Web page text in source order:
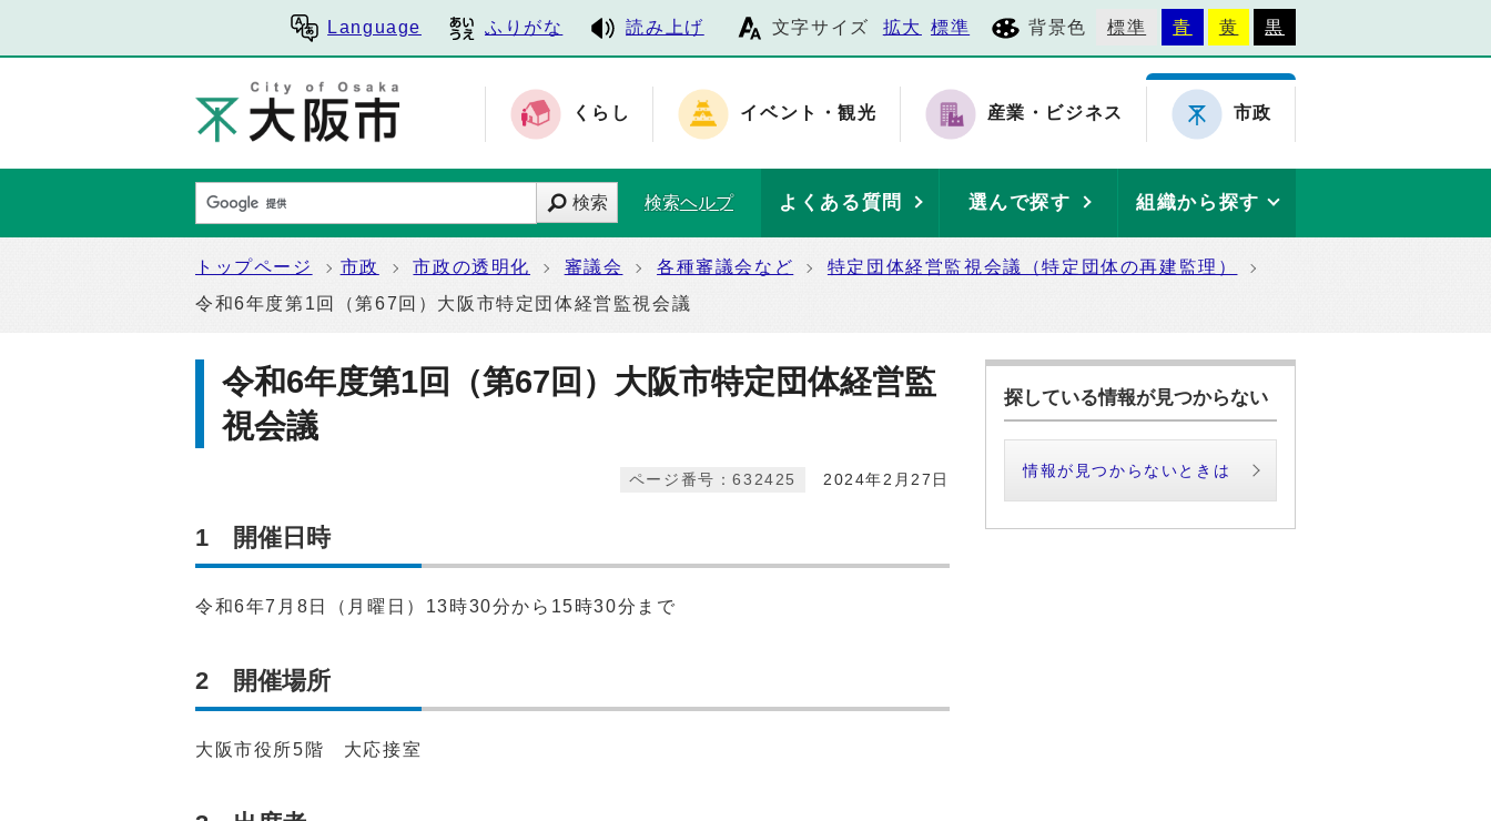
Language ふりがな 読み上げ 文字サイズ 拡大 標準 背景色 標準 青 黄 黒
くらし イベント・観光 産業・ビジネス 市政
検索 検索ヘルプ よくある質問 選んで探す 組織から探す
トップページ 市政 市政の透明化 審議会 各種審議会など
特定団体経営監視会議（特定団体の再建監理）
令和6年度第1回（第67回）大阪市特定団体経営監視会議
令和6年度第1回（第67回）大阪市特定団体経営監
視会議
2024年2月27日
ページ番号：632425
1 開催日時
令和6年7月8日（月曜日）13時30分から15時30分まで
2 開催場所
大阪市役所5階 大応接室
探している情報が見つからない
情報が見つからないときは